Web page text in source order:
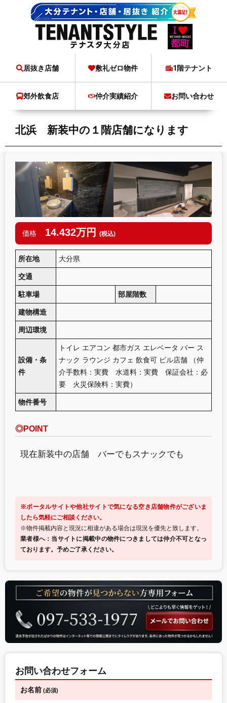
居抜き店舗 敷礼ゼロ物件 1階テナント
郊外飲食店 仲介実績紹介 お問い合わせ
北浜 新装中の１階店舗になります
価格 14.432万円 (税込)
所在地 大分県
交通
駐車場 部屋階数
建物構造
周辺環境
設備・条
件
トイレ エアコン 都市ガス エレベータ バー ス
ナック ラウンジ カフェ 飲食可 ビル店舗 （仲
介手数料：実費 水道料：実費 保証会社：必
要 火災保険料：実費）
物件番号
◎POINT
現在新装中の店舗 バーでもスナックでも
※ポータルサイトや他社サイトで気になる空き店舗物件がございま
したら気軽にご相談ください。
※物件掲載内容と現況に相違がある場合は現況を優先と致します。
業者様へ：当サイトに掲載中の物件につきましては仲介不可となっ
ております。予めご了承ください。
お問い合わせフォーム
お名前 (必須)